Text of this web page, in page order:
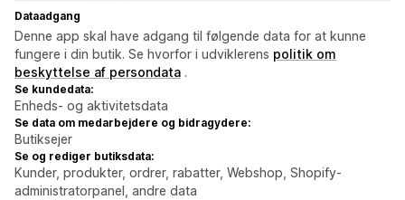
Dataadgang
Denne app skal have adgang til følgende data for at kunne
fungere i din butik. Se hvorfor i udviklerens politik om
beskyttelse af persondata .
Se kundedata:
Enheds- og aktivitetsdata
Se data om medarbejdere og bidragydere:
Butiksejer
Se og rediger butiksdata:
Kunder, produkter, ordrer, rabatter, Webshop, Shopify-
administratorpanel, andre data